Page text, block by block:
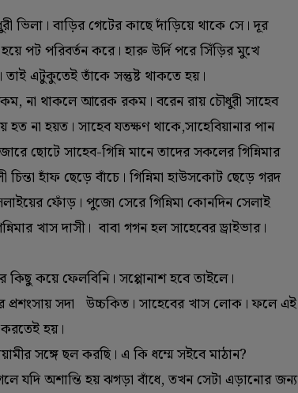
ভিলা। বাড়ির গেটের কাছে দাঁড়িয়ে থাকে সে। দূর
পট পরিবর্তন করে। হারু উর্দি পরে সিঁড়ির মুখে
এটুকুতেই তাঁকে সন্তুষ্ট থাকতে হয়।
না থাকলে আরেক রকম। বরেন রায় চৌধুরী সাহেব
হত না হয়ত। সাহেব যতক্ষণ থাকে,সাহেবিয়ানার পান
ছোটে সাহেব-গিন্নি মানে তাদের সকলের গিন্নিমার
হাঁফ ছেড়ে বাঁচে। গিন্নিমা হাউসকোট ছেড়ে গরদ
ফোঁড়। পুজো সেরে গিন্নিমা কোনদিন সেলাই
খাস দাসী। বাবা গগন হল সাহেবের ড্রাইভার।
কয়ে ফেলবিনি। সপ্পোনাশ হবে তাইলে।
প্রশংসায় সদা উচ্চকিত। সাহেবের খাস লোক। ফলে এই
করতেই হয়।
সঙ্গে ছল করছি। এ কি ধম্মে সইবে মাঠান?
যদি অশান্তি হয় ঝগড়া বাঁধে, তখন সেটা এড়ানোর জন্য